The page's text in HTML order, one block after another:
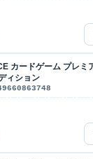
カードゲーム プレミ
ィション